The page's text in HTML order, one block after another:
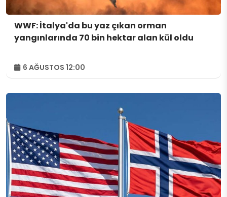
WWF: İtalya'da bu yaz çıkan orman
yangınlarında 70 bin hektar alan kül oldu
6 AĞUSTOS 12:00